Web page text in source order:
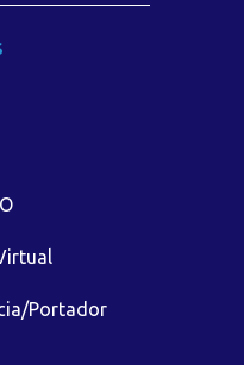
Portador